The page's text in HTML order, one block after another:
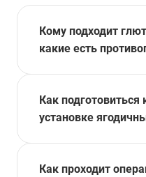
Кому подходит
какие есть
Как подготовиться
установке
Как проходит